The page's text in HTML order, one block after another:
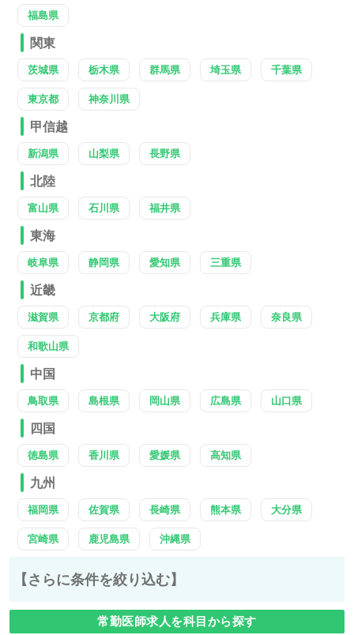
福島県
関東
茨城県 栃木県 群馬県 埼玉県 千葉県
東京都 神奈川県
甲信越
新潟県 山梨県 長野県
北陸
富山県 石川県 福井県
東海
岐阜県 静岡県 愛知県 三重県
近畿
滋賀県 京都府 大阪府 兵庫県 奈良県
和歌山県
中国
鳥取県 島根県 岡山県 広島県 山口県
四国
徳島県 香川県 愛媛県 高知県
九州
福岡県 佐賀県 長崎県 熊本県 大分県
宮崎県 鹿児島県 沖縄県
【さらに条件を絞り込む】
常勤医師求人を科目から探す